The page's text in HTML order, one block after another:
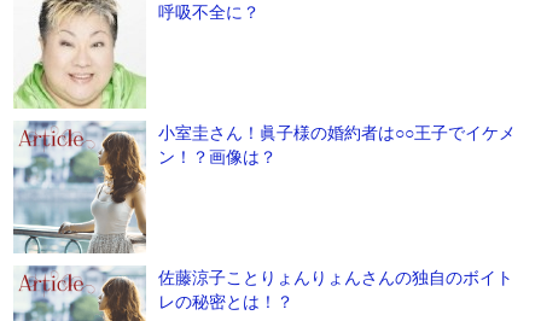
呼吸不全に？
小室圭さん！眞子様の婚約者は○○王子でイケメ
ン！？画像は？
佐藤涼子ことりょんりょんさんの独自のボイト
レの秘密とは！？